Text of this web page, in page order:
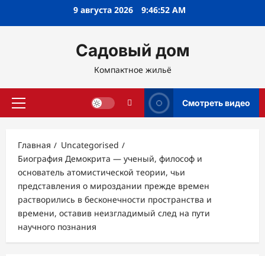
9 августа 2026 9:46:53 AM
Садовый дом
Компактное жильё
Основное
Смотреть видео
Главная
Uncategorised
Биография Демокрита — ученый, философ и
основатель атомистической теории, чьи
представления о мироздании прежде времен
растворились в бесконечности пространства и
времени, оставив неизгладимый след на пути
научного познания